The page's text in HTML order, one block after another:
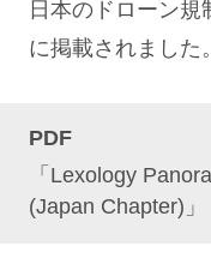
日本のドローン
に掲載されました。
PDF
「Lexology
(Japan Chapter)」